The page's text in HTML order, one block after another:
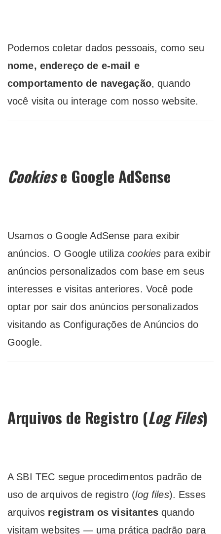
Podemos coletar dados pessoais, como seu
nome, endereço de e-mail e
comportamento de navegação, quando
você visita ou interage com nosso website.
Cookiese Google AdSense
Usamos o Google AdSense para exibir
anúncios. O Google utilizacookies para exibir
anúncios personalizados com base em seus
interesses e visitas anteriores. Você pode
optar por sair dos anúncios personalizados
visitando as Configurações de Anúncios do
Google.
Arquivos de Registro (Log Files)
A SBI TEC segue procedimentos padrão de
uso de arquivos de registro (log files). Esses
arquivos registram os visitantesquando
visitam websites — uma prática padrão para